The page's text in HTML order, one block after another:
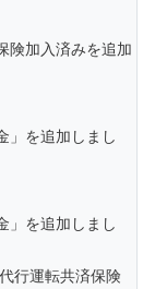
険加入済みを追加
」を追加しまし
」を追加しまし
行運転共済保険